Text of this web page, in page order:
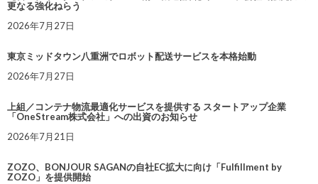
更なる強化ねらう
2026年7月27日
東京ミッドタウン八重洲でロボット配送サービスを本格始動
2026年7月27日
上組／コンテナ物流最適化サービスを提供する スタートアップ企業
「OneStream株式会社」への出資のお知らせ
2026年7月21日
ZOZO、BONJOUR SAGANの自社EC拡大に向け「Fulfillment by
ZOZO」を提供開始